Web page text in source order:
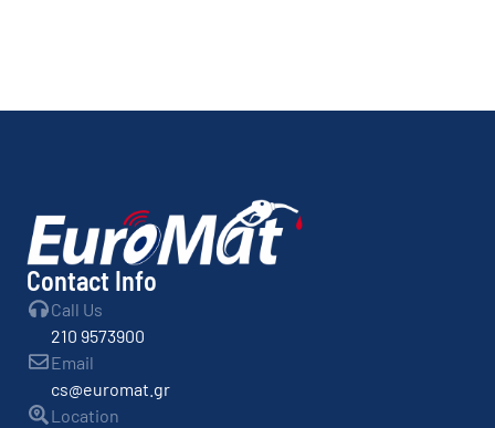
Contact Info
Call Us
210 9573900
Email
cs@euromat.gr
Location